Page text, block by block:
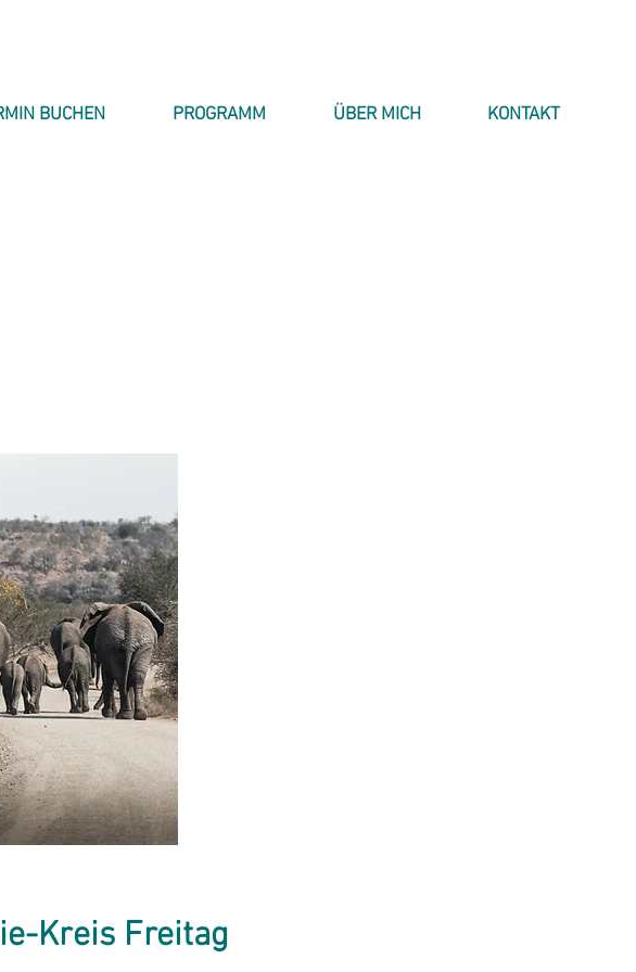
BUCHEN PROGRAMM ÜBER MICH KONTAKT
Kreis Freitag